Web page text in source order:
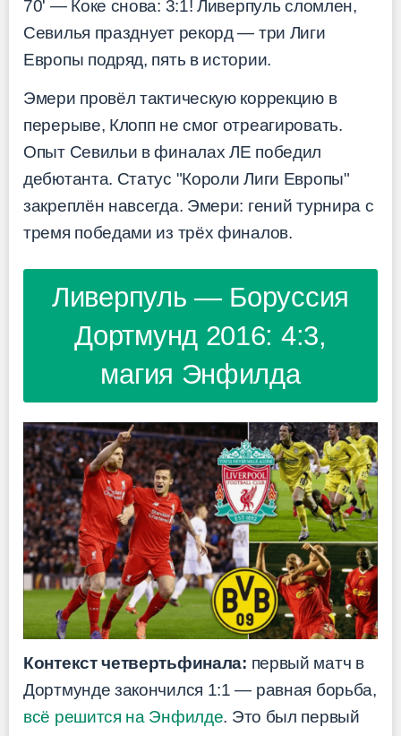
70' — Коке снова: 3:1! Ливерпуль сломлен,
Севилья празднует рекорд — три Лиги
Европы подряд, пять в истории.
Эмери провёл тактическую коррекцию в
перерыве, Клопп не смог отреагировать.
Опыт Севильи в финалах ЛЕ победил
дебютанта. Статус "Короли Лиги Европы"
закреплён навсегда. Эмери: гений турнира с
тремя победами из трёх финалов.
Ливерпуль — Боруссия
Дортмунд 2016: 4:3,
магия Энфилда
Контекст четвертьфинала: первый матч в
Дортмунде закончился 1:1 — равная борьба,
всё решится на Энфилде. Это был первый